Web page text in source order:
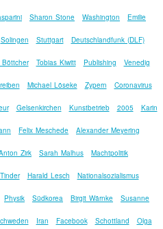
Sharon Stone Washington Emilie
Solingen Stuttgart Deutschlandfunk (DLF)
Tobias Kiwitt Publishing Venedig
Michael Löseke Zypern Coronavirus
Gelsenkirchen Kunstbetrieb 2005 Karin
Felix Meschede Alexander Meyering
Zirk Sarah Malhus Machtpolitik
Tinder Harald Lesch Nationalsozialismus
Physik Südkorea Birgit Wärnke Susanne
Iran Facebook Schottland Olga